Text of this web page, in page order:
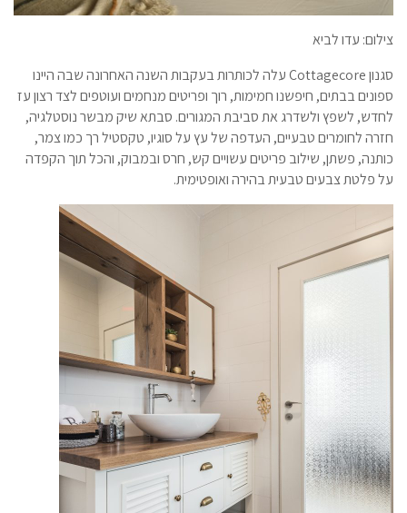
צילום: עדו לביא
סגנון Cottagecore עלה לכותרות בעקבות השנה האחרונה שבה היינו
ספונים בבתים, חיפשנו חמימות, רוך ופריטים מנחמים ועוטפים לצד רצון עז
לחדש, לשפץ ולשדרג את סביבת המגורים. סבתא שיק מבשר נוסטלגיה,
חזרה לחומרים טבעיים, העדפה של עץ על סוגיו, טקסטיל רך כמו צמר,
כותנה, פשתן, שילוב פריטים עשויים קש, חרס ובמבוק, והכל תוך הקפדה
על פלטת צבעים טבעית בהירה ואופטימית.